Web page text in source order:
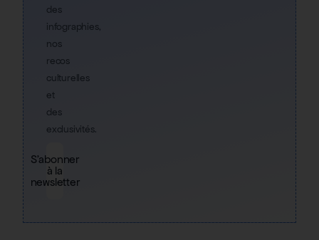
des
infographies,
nos
recos
culturelles
et
des
exclusivités.
S'abonner
à la
newsletter